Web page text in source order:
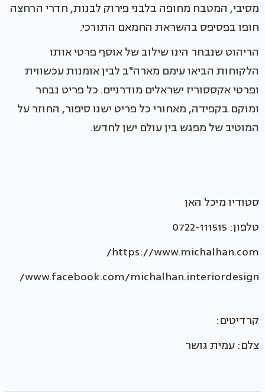
מסיבי, המטבח מחופה בלבני פירוק לבנות, חדרי הרחצה
חופו בפסיפס בהשראת החמאם התורכי.
הריהוט שנבחר הינו שילוב של אוסף פרטי אותו
הלקוחות הביאו עימם מארה"ב לבין אומנות עכשווית
ופרטי אקססוריז ישראלים מודרניים. כל פריט נבחר
ומוקם בקפידה, מאחורי כל פריט ישנו סיפור, החוזר על
המוטיב של מפגש בין עולם ישן לחדש.
סטודיו מיכל האן
טלפון: 0722-111515
https://www.michalhan.com/
www.facebook.com/michalhan.interiordesign/
קרדיטים:
צלם: עמית גושר